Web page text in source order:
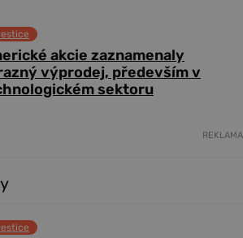
akcie zaznamenaly
výprodej, především v
sektoru
REKLAMA